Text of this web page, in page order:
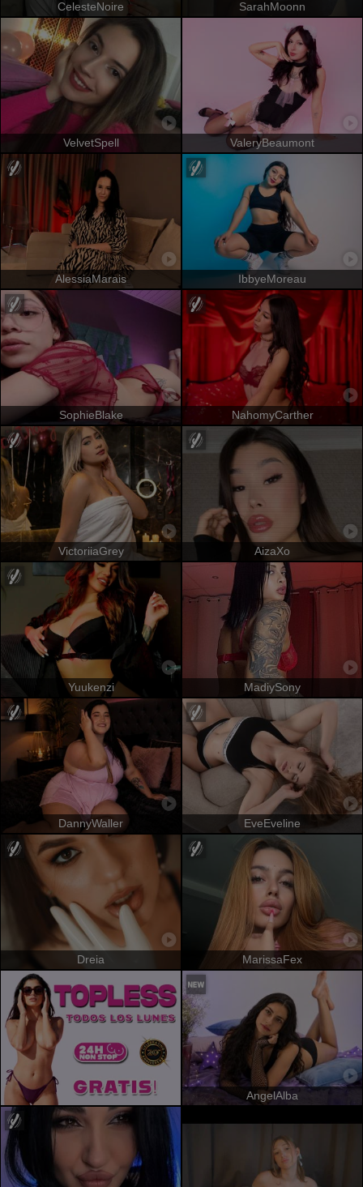
CelesteNoire SarahMoonn
VelvetSpell ValeryBeaumont
AlessiaMarais IbbyeMoreau
SophieBlake NahomyCarther
VictoriiaGrey AizaXo
Yuukenzi MadiySony
DannyWaller EveEveline
Dreia MarissaFex
AngelAlba